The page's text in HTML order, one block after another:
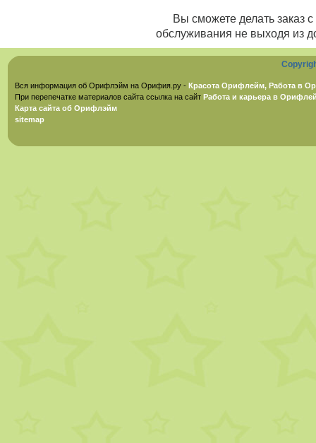
Вы сможете делать заказ
обслуживания не выходя из
Вся информация об Орифлэйм на Орифия.ру - Красота Орифлейм, Работа в
При перепечатке материалов сайта ссылка на сайт Работа и карьера в
Карта сайта об Орифлэйм
sitemap